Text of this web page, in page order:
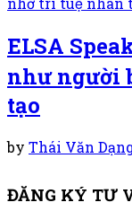
ELSA
như người
tạo
by Thái Văn
ĐĂNG KÝ TƯ